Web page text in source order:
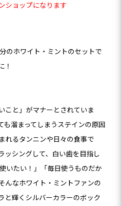
ショップになります
のホワイト・ミントのセットで
！
こと」がマナーとされていま
も溜まってしまうステインの原因
れるタンニンや日々の食事で
ッシングして、白い歯を目指し
いたい！」「毎日使うものだか
んなホワイト・ミントファンの
と輝くシルバーカラーのボック